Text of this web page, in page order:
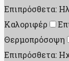
Επιπρόσθετα:
Καλοριφέρ
Θερμοπρόσοψη
Επιπρόσθετα: